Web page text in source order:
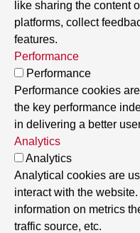
like sharing the content
platforms, collect
features.
Performance
Performance
Performance cookies
the key performance
in delivering a better
Analytics
Analytics
Analytical cookies are
interact with the
information on metrics
traffic source, etc.